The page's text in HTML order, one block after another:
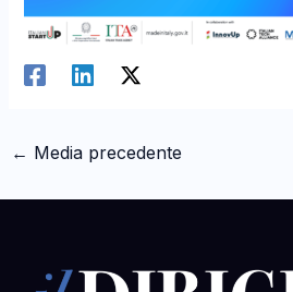
← Media precedente